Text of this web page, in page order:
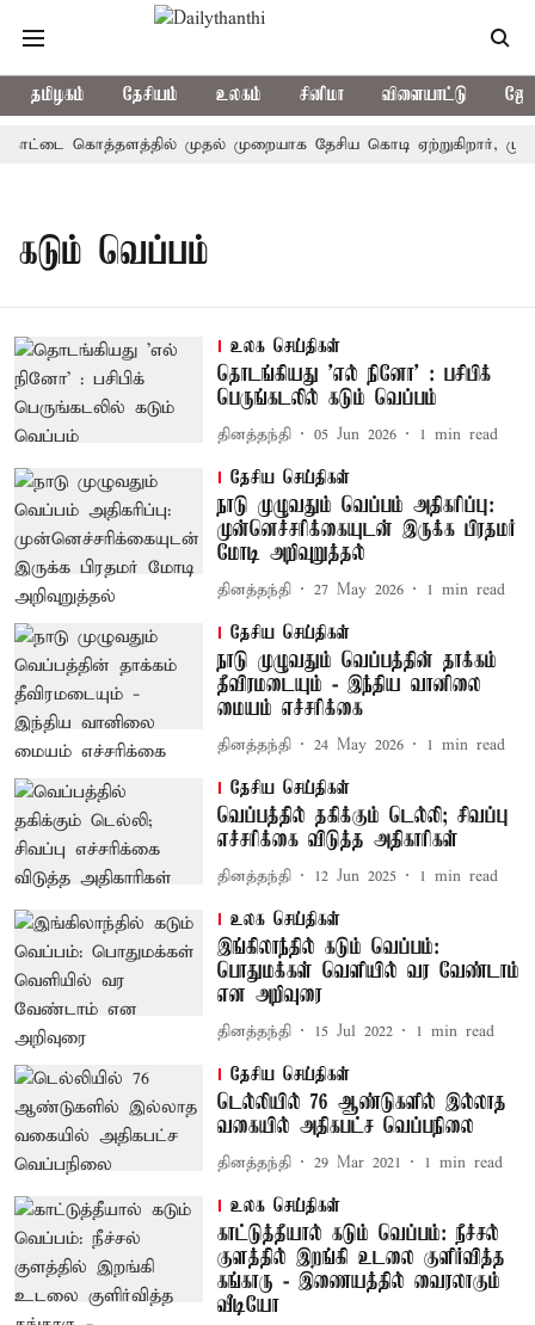
தமிழகம் தேசியம் உலகம் சினிமா விளையாட்டு
கோட்டை கொத்தளத்தில் முதல் முறையாக தேசிய கொடி ஏற்றுகிறார்,
கடும் வெப்பம்
உலக செய்திகள்
தொடங்கியது 'எல் நினோ' : பசிபிக்
பெருங்கடலில் கடும் வெப்பம்
தினத்தந்தி 05 Jun 2026 1 min read
தேசிய செய்திகள்
நாடு முழுவதும் வெப்பம் அதிகரிப்பு:
முன்னெச்சரிக்கையுடன் இருக்க பிரதமர்
மோடி அறிவுறுத்தல்
தினத்தந்தி 27 May 2026 1 min read
தேசிய செய்திகள்
நாடு முழுவதும் வெப்பத்தின் தாக்கம்
தீவிரமடையும் - இந்திய வானிலை
மையம் எச்சரிக்கை
தினத்தந்தி 24 May 2026 1 min read
தேசிய செய்திகள்
வெப்பத்தில் தகிக்கும் டெல்லி; சிவப்பு
எச்சரிக்கை விடுத்த அதிகாரிகள்
தினத்தந்தி 12 Jun 2025 1 min read
உலக செய்திகள்
இங்கிலாந்தில் கடும் வெப்பம்:
பொதுமக்கள் வெளியில் வர வேண்டாம்
என அறிவுரை
தினத்தந்தி 15 Jul 2022 1 min read
தேசிய செய்திகள்
டெல்லியில் 76 ஆண்டுகளில் இல்லாத
வகையில் அதிகபட்ச வெப்பநிலை
தினத்தந்தி 29 Mar 2021 1 min read
உலக செய்திகள்
காட்டுத்தீயால் கடும் வெப்பம்: நீச்சல்
குளத்தில் இறங்கி உடலை குளிர்வித்த
கங்காரு - இணையத்தில் வைரலாகும்
வீடியோ